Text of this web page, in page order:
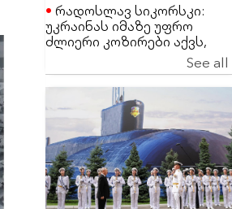
რადოსლავ სიკორსკი:
უკრაინას იმაზე უფრო
ძლიერი კოზირები აქვს,
ვიდრე დონალდ ტრამპს
ეგონა
See all